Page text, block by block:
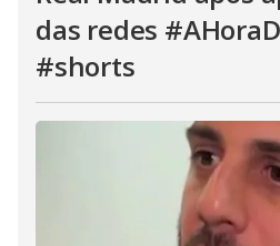
das redes
#shorts